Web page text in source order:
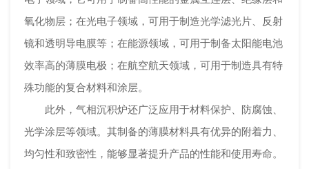
氧化物层；在光电子领域，可用于制造光学滤光片、反射
镜和透明导电膜等；在能源领域，可用于制备太阳能电池
效率高的薄膜电极；在航空航天领域，可用于制造具有特
殊功能的复合材料和涂层。
此外，气相沉积炉还广泛应用于材料保护、防腐蚀、
光学涂层等领域。其制备的薄膜材料具有优异的附着力、
均匀性和致密性，能够显著提升产品的性能和使用寿命。